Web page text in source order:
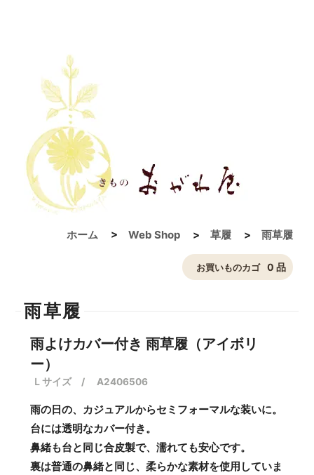
ホーム > Web Shop > 草履 > 雨草履
お買いものカゴ 0 品
雨草履
雨よけカバー付き 雨草履（アイボリ
ー）
Ｌサイズ / A2406506
雨の日の、カジュアルからセミフォーマルな装いに。
台には透明なカバー付き。
鼻緒も台と同じ合皮製で、濡れても安心です。
裏は普通の鼻緒と同じ、柔らかな素材を使用していま